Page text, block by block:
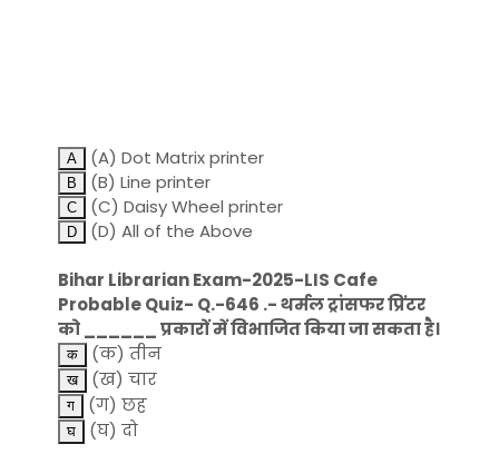
(A) Dot Matrix printer
(B) Line printer
(C) Daisy Wheel printer
(D) All of the Above
Bihar Librarian Exam-2025-LIS Cafe
Probable Quiz- Q.-646 .- थर्मल ट्रांसफर प्रिंटर
को ______ प्रकारों में विभाजित किया जा सकता है।
(क) तीन
(ख) चार
(ग) छह
(घ) दो